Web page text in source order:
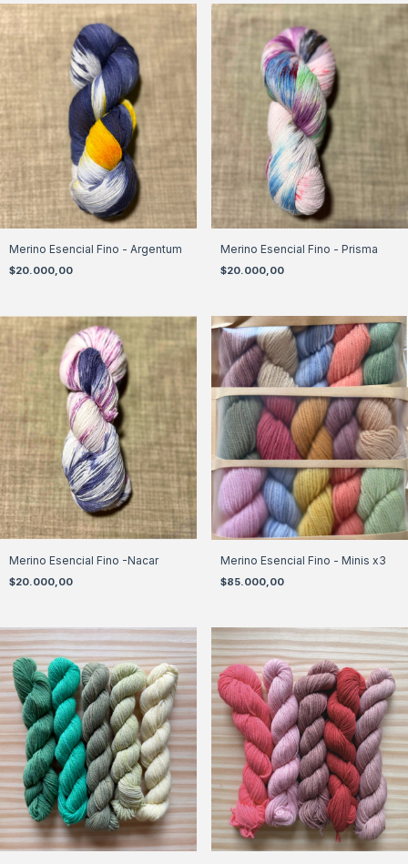
Merino Esencial Fino - Argentum
$20.000,00
Merino Esencial Fino - Prisma
$20.000,00
Merino Esencial Fino -Nacar
$20.000,00
Merino Esencial Fino - Minis x3
$85.000,00